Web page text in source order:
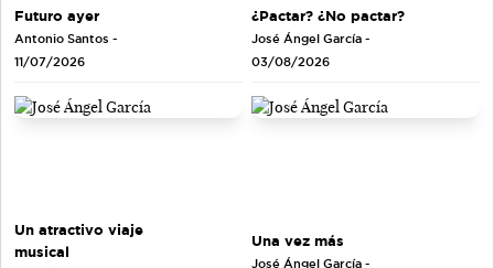
Futuro ayer
Antonio Santos -
11/07/2026
¿Pactar? ¿No pactar?
José Ángel García -
03/08/2026
Un atractivo viaje
musical
Una vez más
José Ángel García -